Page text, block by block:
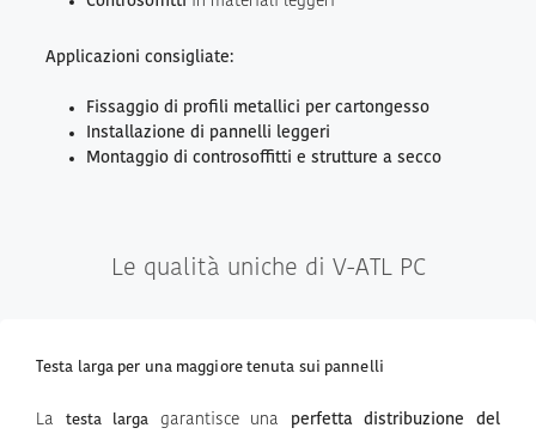
Applicazioni consigliate:
Fissaggio di profili metallici per cartongesso
Installazione di pannelli leggeri
Montaggio di controsoffitti e strutture a secco
Le qualità uniche di V-ATL PC
Testa larga per una maggiore tenuta sui pannelli
La testa larga garantisce una perfetta distribuzione del